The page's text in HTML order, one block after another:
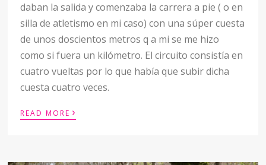
daban la salida y comenzaba la carrera a pie ( o en
silla de atletismo en mi caso) con una súper cuesta
de unos doscientos metros q a mi se me hizo
como si fuera un kilómetro. El circuito consistía en
cuatro vueltas por lo que había que subir dicha
cuesta cuatro veces.
READ MORE ›